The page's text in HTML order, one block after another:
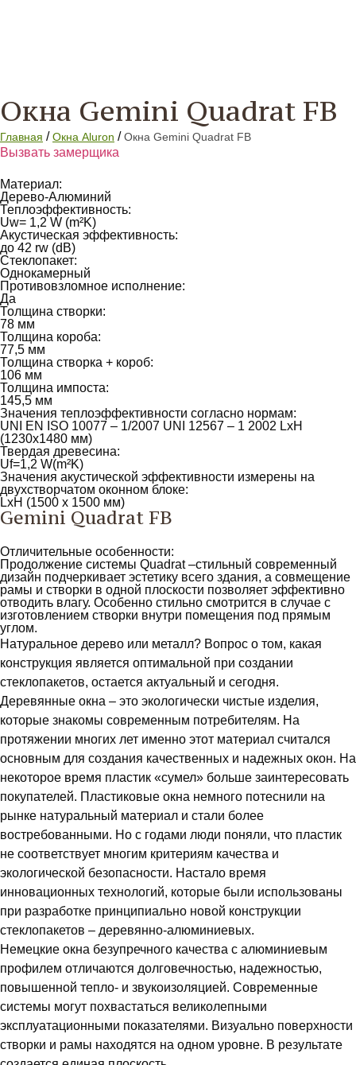
Окна Gemini Quadrat FB
Главная / Окна Aluron / Окна Gemini Quadrat FB
Вызвать замерщика
Материал:
Дерево-Алюминий
Теплоэффективность:
Uw= 1,2 W (m²K)
Акустическая эффективность:
до 42 rw (dB)
Стеклопакет:
Однокамерный
Противовзломное исполнение:
Да
Толщина створки:
78 мм
Толщина короба:
77,5 мм
Толщина створка + короб:
106 мм
Толщина импоста:
145,5 мм
Значения теплоэффективности согласно нормам:
UNI EN ISO 10077 – 1/2007 UNI 12567 – 1 2002 LxH
(1230x1480 мм)
Твердая древесина:
Uf=1,2 W(m²K)
Значения акустической эффективности измерены на
двухстворчатом оконном блоке:
LxH (1500 x 1500 мм)
Gemini Quadrat FB
Отличительные особенности:
Продолжение системы Quadrat –стильный современный
дизайн подчеркивает эстетику всего здания, а совмещение
рамы и створки в одной плоскости позволяет эффективно
отводить влагу. Особенно стильно смотрится в случае с
изготовлением створки внутри помещения под прямым
углом.
Натуральное дерево или металл? Вопрос о том, какая
конструкция является оптимальной при создании
стеклопакетов, остается актуальный и сегодня.
Деревянные окна – это экологически чистые изделия,
которые знакомы современным потребителям. На
протяжении многих лет именно этот материал считался
основным для создания качественных и надежных окон. На
некоторое время пластик «сумел» больше заинтересовать
покупателей. Пластиковые окна немного потеснили на
рынке натуральный материал и стали более
востребованными. Но с годами люди поняли, что пластик
не соответствует многим критериям качества и
экологической безопасности. Настало время
инновационных технологий, которые были использованы
при разработке принципиально новой конструкции
стеклопакетов – деревянно-алюминиевых.
Немецкие окна безупречного качества с алюминиевым
профилем отличаются долговечностью, надежностью,
повышенной тепло- и звукоизоляцией. Современные
системы могут похвастаться великолепными
эксплуатационными показателями. Визуально поверхности
створки и рамы находятся на одном уровне. В результате